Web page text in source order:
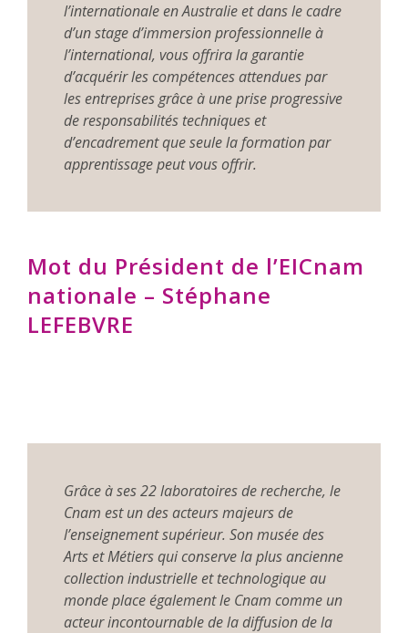
l’internationale en Australie et dans le cadre
d’un stage d’immersion professionnelle à
l’international, vous offrira la garantie
d’acquérir les compétences attendues par
les entreprises grâce à une prise progressive
de responsabilités techniques et
d’encadrement que seule la formation par
apprentissage peut vous offrir.
Mot du Président de l’EICnam
nationale – Stéphane
LEFEBVRE
Grâce à ses 22 laboratoires de recherche, le
Cnam est un des acteurs majeurs de
l’enseignement supérieur. Son musée des
Arts et Métiers qui conserve la plus ancienne
collection industrielle et technologique au
monde place également le Cnam comme un
acteur incontournable de la diffusion de la